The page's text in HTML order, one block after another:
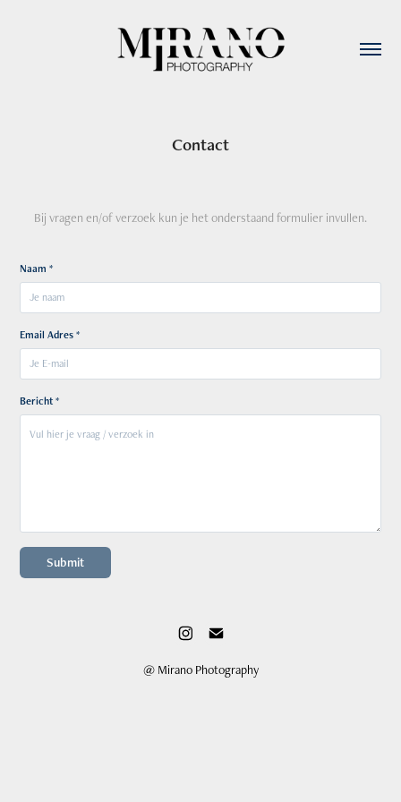
Contact
Bij vragen en/of verzoek kun je het onderstaand formulier invullen.
Naam *
Email Adres *
Bericht *
Submit
@ Mirano Photography